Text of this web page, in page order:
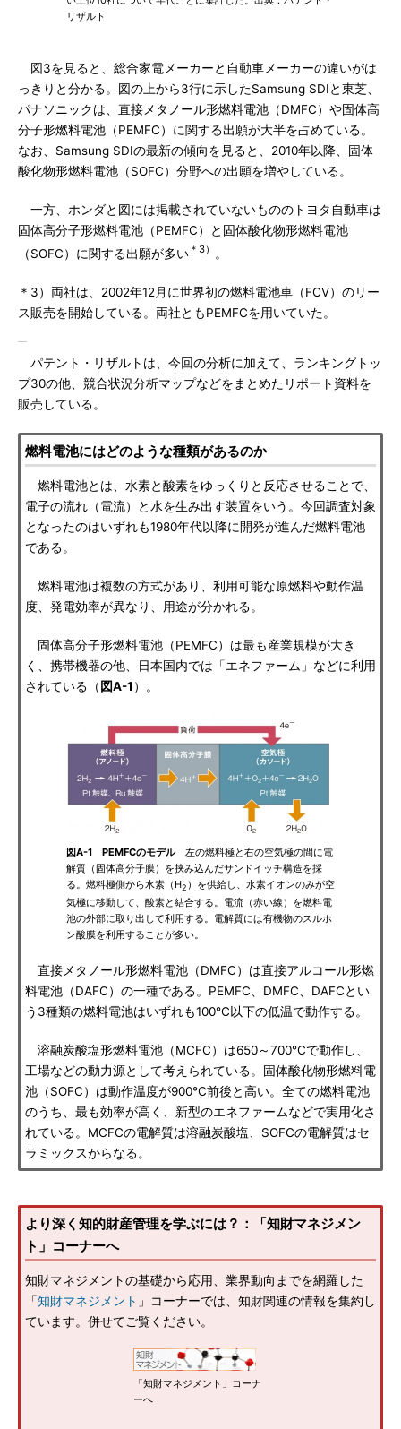
リザルト
図3を見ると、総合家電メーカーと自動車メーカーの違いがは
っきりと分かる。図の上から3行に示したSamsung SDIと東芝、
パナソニックは、直接メタノール形燃料電池（DMFC）や固体高
分子形燃料電池（PEMFC）に関する出願が大半を占めている。
なお、Samsung SDIの最新の傾向を見ると、2010年以降、固体
酸化物形燃料電池（SOFC）分野への出願を増やしている。
一方、ホンダと図には掲載されていないもののトヨタ自動車は
固体高分子形燃料電池（PEMFC）と固体酸化物形燃料電池
（SOFC）に関する出願が多い ＊3） 。
＊3）両社は、2002年12月に世界初の燃料電池車（FCV）のリー
ス販売を開始している。両社ともPEMFCを用いていた。
パテント・リザルトは、今回の分析に加えて、ランキングトッ
プ30の他、競合状況分析マップなどをまとめたリポート資料を
販売している。
燃料電池にはどのような種類があるのか
燃料電池とは、水素と酸素をゆっくりと反応させることで、
電子の流れ（電流）と水を生み出す装置をいう。今回調査対象
となったのはいずれも1980年代以降に開発が進んだ燃料電池
である。
燃料電池は複数の方式があり、利用可能な原燃料や動作温
度、発電効率が異なり、用途が分かれる。
固体高分子形燃料電池（PEMFC）は最も産業規模が大き
く、携帯機器の他、日本国内では「エネファーム」などに利用
されている（図A-1 ）。
図A-1 PEMFCのモデル左の燃料極と右の空気極の間に電
解質（固体高分子膜）を挟み込んだサンドイッチ構造を採
る。燃料極側から水素（H2）を供給し、水素イオンのみが空
気極に移動して、酸素と結合する。電流（赤い線）を燃料電
池の外部に取り出して利用する。電解質には有機物のスルホ
ン酸膜を利用することが多い。
直接メタノール形燃料電池（DMFC）は直接アルコール形燃
料電池（DAFC）の一種である。PEMFC、DMFC、DAFCとい
う3種類の燃料電池はいずれも100℃以下の低温で動作する。
溶融炭酸塩形燃料電池（MCFC）は650～700℃で動作し、
工場などの動力源として考えられている。固体酸化物形燃料電
池（SOFC）は動作温度が900℃前後と高い。全ての燃料電池
のうち、最も効率が高く、新型のエネファームなどで実用化さ
れている。MCFCの電解質は溶融炭酸塩、SOFCの電解質はセ
ラミックスからなる。
より深く知的財産管理を学ぶには？：「知財マネジメン
ト」コーナーへ
知財マネジメントの基礎から応用、業界動向までを網羅した
「知財マネジメント 」コーナーでは、知財関連の情報を集約し
ています。併せてご覧ください。
「知財マネジメント」コーナ
ーへ